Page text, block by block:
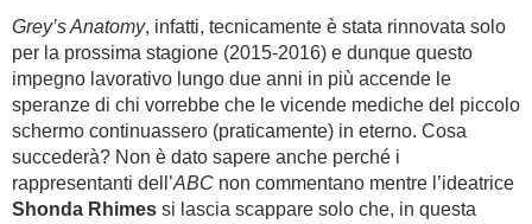
Grey’s Anatomy, infatti, tecnicamente è stata rinnovata solo
per la prossima stagione (2015-2016) e dunque questo
impegno lavorativo lungo due anni in più accende le
speranze di chi vorrebbe che le vicende mediche del piccolo
schermo continuassero (praticamente) in eterno. Cosa
succederà? Non è dato sapere anche perché i
rappresentanti dell’ABC non commentano mentre l’ideatrice
Shonda Rhimes si lascia scappare solo che, in questa